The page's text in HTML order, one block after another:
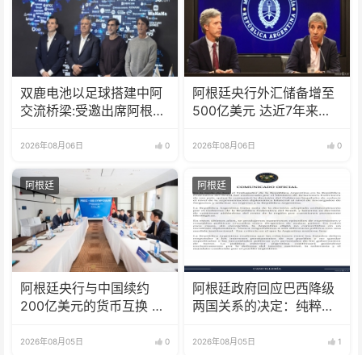
双鹿电池以足球搭建中阿
交流桥梁:受邀出席阿根廷
2026年08月06日 0
阿根廷央行外汇储备增至
500亿美元 达近7年来最
2026年08月06日 0
阿根廷
阿根廷央行与中国续约
200亿美元的货币互换 有
2026年08月05日 0
阿根廷
阿根廷政府回应巴西降级
两国关系的决定：纯粹意
2026年08月05日 1